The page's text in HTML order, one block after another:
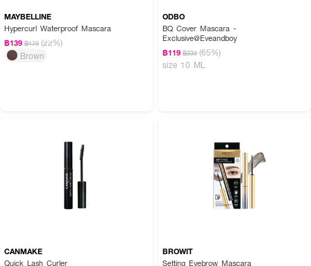
MAYBELLINE
Hypercurl Waterproof Mascara
฿139 ฿179 (22%)
Brown
ODBO
BQ Cover Mascara -
Exclusive@Eveandboy
฿119 ฿339 (65%)
size 10 ML
CANMAKE
Quick Lash Curler
BROWIT
Setting Eyebrow Mascara